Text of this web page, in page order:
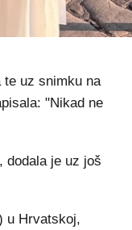
te uz snimku na
"Nikad ne
dodala je uz još
u Hrvatskoj,